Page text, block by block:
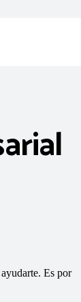
Es por